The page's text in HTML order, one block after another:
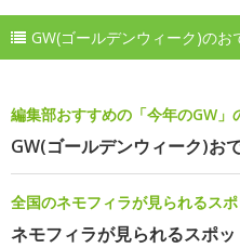
GW(ゴールデンウィーク)のお
編集部おすすめの「今年のGW」
GW(ゴールデンウィーク)お
全国のネモフィラが見られるス
ネモフィラが見られるスポッ